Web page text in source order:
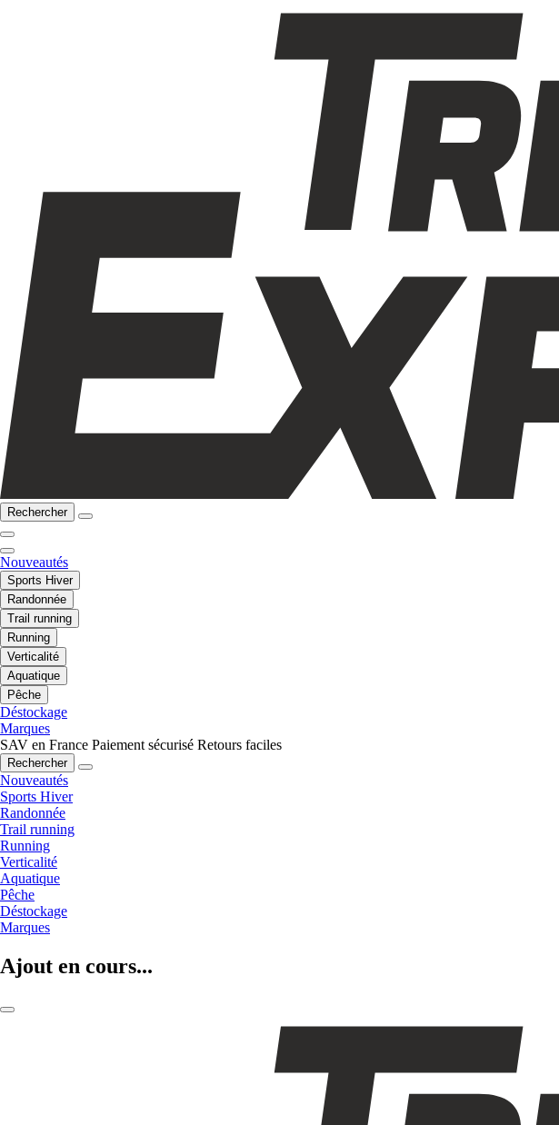
Rechercher
Nouveautés
Sports Hiver
Randonnée
Trail running
Running
Verticalité
Aquatique
Pêche
Déstockage
Marques
SAV en France Paiement sécurisé Retours faciles
Rechercher
Nouveautés
Sports Hiver
Randonnée
Trail running
Running
Verticalité
Aquatique
Pêche
Déstockage
Marques
Ajout en cours...